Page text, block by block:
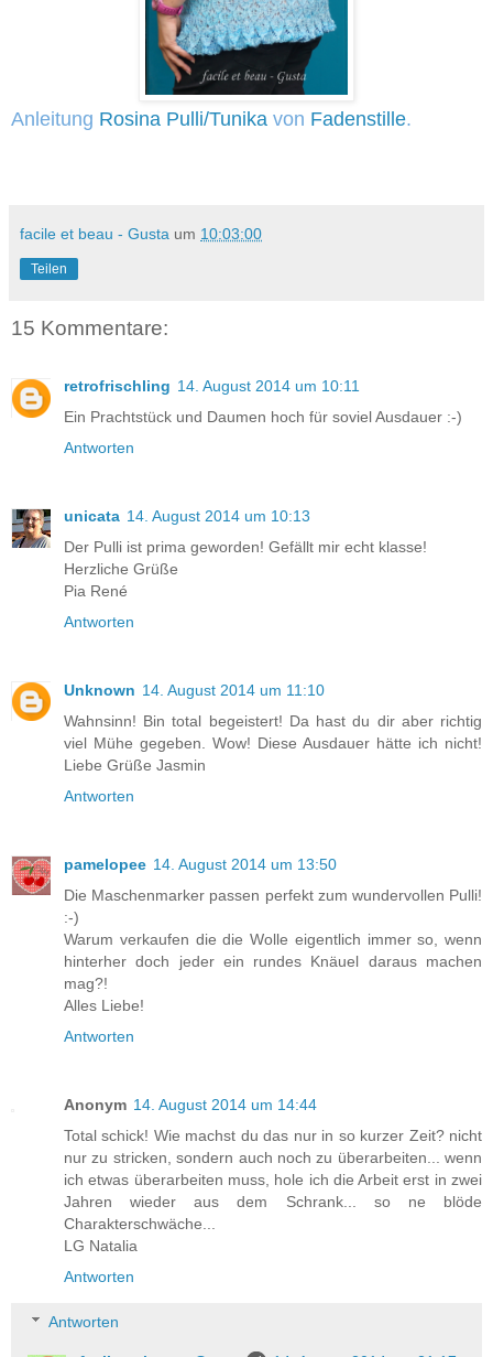
Anleitung Rosina Pulli/Tunika von Fadenstille.
facile et beau - Gusta um 10:03:00
Teilen
15 Kommentare:
retrofrischling 14. August 2014 um 10:11
Ein Prachtstück und Daumen hoch für soviel Ausdauer :-)
Antworten
unicata 14. August 2014 um 10:13
Der Pulli ist prima geworden! Gefällt mir echt klasse!
Herzliche Grüße
Pia René
Antworten
Unknown 14. August 2014 um 11:10
Wahnsinn! Bin total begeistert! Da hast du dir aber richtig
viel Mühe gegeben. Wow! Diese Ausdauer hätte ich nicht!
Liebe Grüße Jasmin
Antworten
pamelopee 14. August 2014 um 13:50
Die Maschenmarker passen perfekt zum wundervollen Pulli!
:-)
Warum verkaufen die die Wolle eigentlich immer so, wenn
hinterher doch jeder ein rundes Knäuel daraus machen
mag?!
Alles Liebe!
Antworten
Anonym 14. August 2014 um 14:44
Total schick! Wie machst du das nur in so kurzer Zeit? nicht
nur zu stricken, sondern auch noch zu überarbeiten... wenn
ich etwas überarbeiten muss, hole ich die Arbeit erst in zwei
Jahren wieder aus dem Schrank... so ne blöde
Charakterschwäche...
LG Natalia
Antworten
Antworten